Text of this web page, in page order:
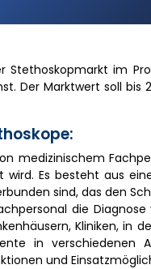
Stethoskopmarkt im
Der Marktwert soll bis
medizinischem
wird. Es besteht aus
sind, das den
die
Kliniken, in
in verschiedenen
und